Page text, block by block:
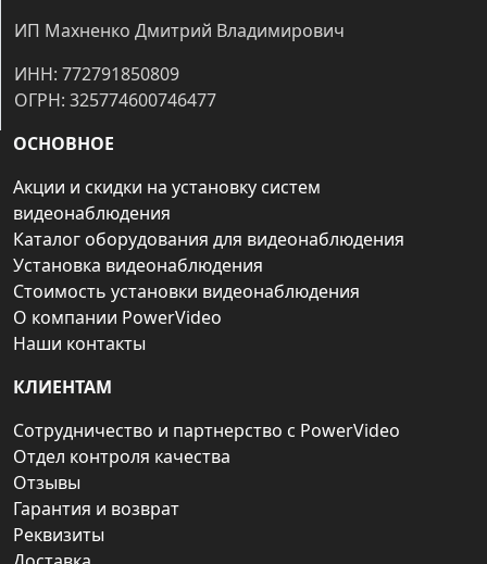
ИП Махненко Дмитрий Владимирович
ИНН: 772791850809
ОГРН: 325774600746477
ОСНОВНОЕ
Акции и скидки на установку систем
видеонаблюдения
Каталог оборудования для видеонаблюдения
Установка видеонаблюдения
Стоимость установки видеонаблюдения
О компании PowerVideo
Наши контакты
КЛИЕНТАМ
Сотрудничество и партнерство с PowerVideo
Отдел контроля качества
Отзывы
Гарантия и возврат
Реквизиты